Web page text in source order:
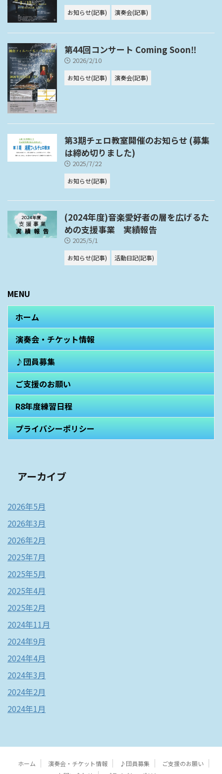
お知らせ(記事) 演奏会(記事)
第44回コンサート Coming Soon‼
2026/2/10
お知らせ(記事) 演奏会(記事)
第3期チェロ教室開催のお知らせ (募集
は締め切りました)
2025/7/22
お知らせ(記事)
(2024年度)音楽愛好者の層を広げるた
めの支援事業 実績報告
2025/5/1
お知らせ(記事) 活動日記(記事)
MENU
ホーム
演奏会・チケット情報
♪団員募集
ご支援のお願い
R8年度練習日程
プライバシーポリシー
アーカイブ
2026年5月
2026年3月
2026年2月
2025年7月
2025年5月
2025年4月
2025年2月
2024年11月
2024年9月
2024年4月
2024年3月
2024年2月
2024年1月
ホーム 演奏会・チケット情報 ♪団員募集
ご支援のお願い